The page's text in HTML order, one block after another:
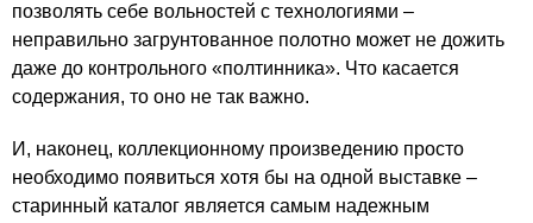
позволять себе вольностей с технологиями –
неправильно загрунтованное полотно может не дожить
даже до контрольного «полтинника». Что касается
содержания, то оно не так важно.
И, наконец, коллекционному произведению просто
необходимо появиться хотя бы на одной выставке –
старинный каталог является самым надежным